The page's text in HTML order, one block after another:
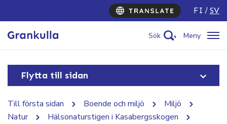
FI SV
Sök Meny
Flytta till sidan
Till första sidan Boende och miljö
Miljö
Natur
Hälsonaturstigen i Kasabergsskogen